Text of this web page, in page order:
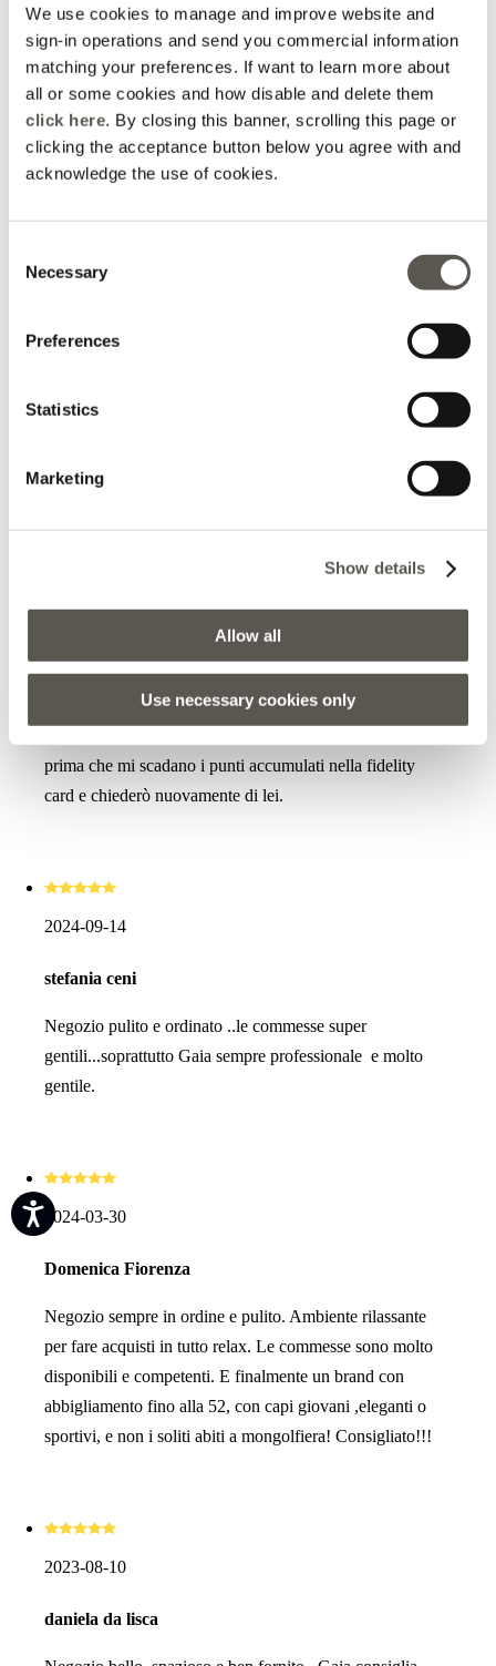
We use cookies to manage and improve website and
sign-in operations and send you commercial information
matching your preferences. If want to learn more about
all or some cookies and how disable and delete them
click here. By closing this banner, scrolling this page or
clicking the acceptance button below you agree with and
acknowledge the use of cookies.
Selection
Necessary
Preferences
Statistics
Marketing
Show details
Allow all
Use necessary cookies only
Piero Maria Meregalli
Buoni capi a prezzi buoni e personale gentile
Dejak
Negozio ben curato e luminoso. Per motivi personali era
discrezione e ottimo gusto anche nell'abbinare i capi, la
sig.ra Angela del pdv di Rho e' riuscita a conquistarmi,
senza creare in me alcun imbarazzo, ma cambiando gran
parte del mio guardaroba e facendomi sentire bella,
prima che mi scadano i punti accumulati nella fidelity
card e chiederò nuovamente di lei.
2024-09-14
stefania ceni
Negozio pulito e ordinato ..le commesse super
gentili...soprattutto Gaia sempre professionale e molto
gentile.
2024-03-30
Domenica Fiorenza
Negozio sempre in ordine e pulito. Ambiente rilassante
per fare acquisti in tutto relax. Le commesse sono molto
disponibili e competenti. E finalmente un brand con
abbigliamento fino alla 52, con capi giovani ,eleganti o
sportivi, e non i soliti abiti a mongolfiera! Consigliato!!!
2023-08-10
daniela da lisca